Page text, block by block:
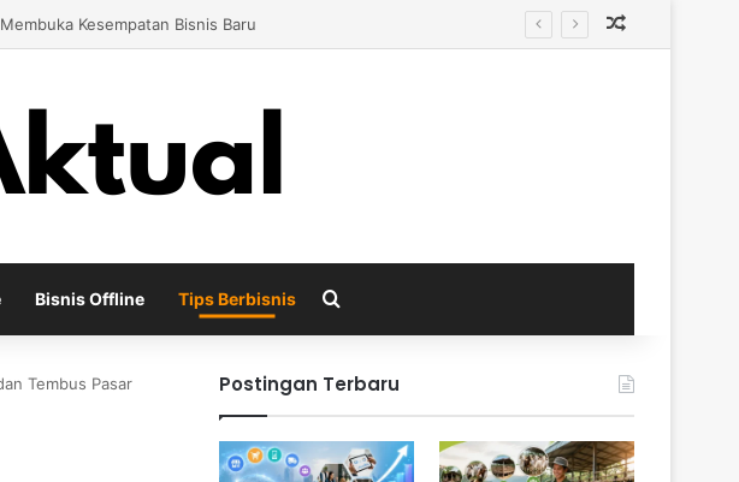
Skala Kecil hingga Besar
Bisnis Offline Tips Berbisnis Search for
Tembus Pasar
Postingan Terbaru